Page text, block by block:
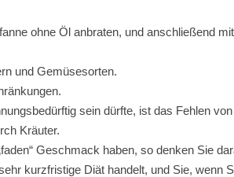
ohne Öl anbraten, und anschließend
und Gemüsesorten.
sein dürfte, ist das Fehlen
Kräuter.
Geschmack haben, so denken Sie
kurzfristige Diät handelt, und Sie, wenn